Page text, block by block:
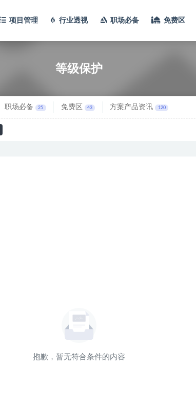
项目管理 行业透视 职场必备 免费区
等级保护
职场必备 25 免费区 43 方案产品资讯 120
抱歉，暂无符合条件的内容